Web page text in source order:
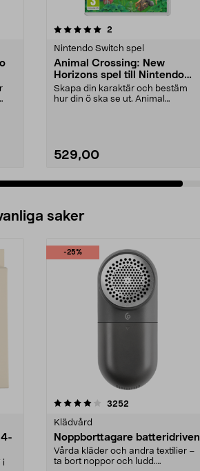
2
Nintendo Switch spel
Animal Crossing: New
Horizons spel till Nintendo
Switch
Skapa din karaktär och bestäm
hur din ö ska se ut. Animal
529,00
5.0 av 5 stjärnor
saker
4-
i
-25%
3252
Klädvård
Noppborttagare batteridriven
Vårda kläder och andra textilier –
ta bort noppor och ludd.
4.5av 5 stjärnor